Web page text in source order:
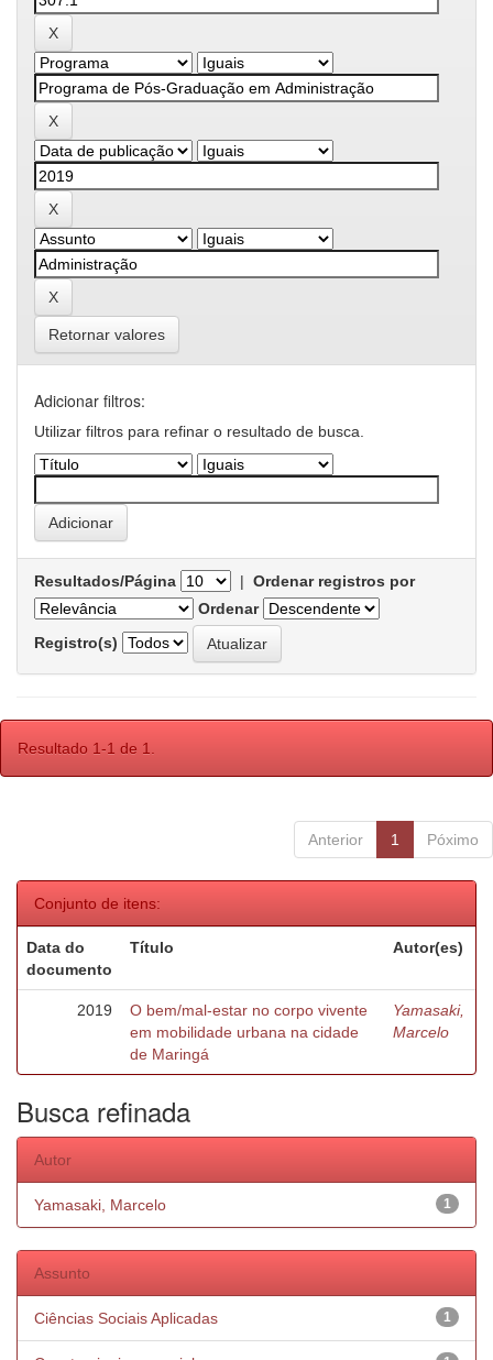
Retornar valores
Adicionar filtros:
Utilizar filtros para refinar o resultado de busca.
Resultados/Página | Ordenar registros por
Ordenar
Registro(s)
Resultado 1-1 de 1.
Anterior 1 Póximo
Conjunto de itens:
Data do
documento
Título Autor(es)
2019
O bem/mal-estar no corpo vivente
em mobilidade urbana na cidade
de Maringá
Yamasaki,
Marcelo
Busca refinada
Autor
1
Yamasaki, Marcelo
Assunto
1
Ciências Sociais Aplicadas